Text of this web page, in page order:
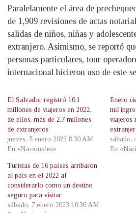
Paralelamente el área de
de 1,909 revisiones de actas
salidas de niños, niñas y
extranjero. Asimismo, se reportó
personas particulares, tour
internacional hicieron uso de este
El Salvador registró 10.1
millones de viajeros en 2022,
de ellos, más de 2.7 millones
de extranjeros
jueves, 5 enero 2023 8:30 AM
En «Nacionales»
Enero
mil
viajeros
sábado,
En
Turistas de 16 países arribaron
al país en el 2022 al
considerarlo como un destino
seguro para visitar
sábado, 7 enero 2023 10:30 AM